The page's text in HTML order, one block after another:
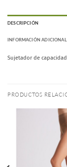
DESCRIPCIÓN
INFORMACIÓN ADICIONAL
Sujetador de
PRODUCTOS